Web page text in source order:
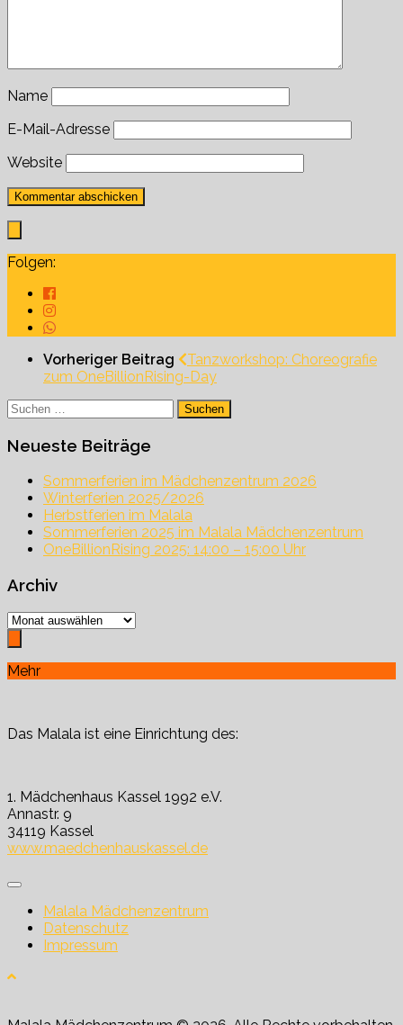
Name
E-Mail-Adresse
Website
Folgen:
Vorheriger Beitrag
Tanzworkshop: Choreografie
zum OneBillionRising-Day
Suchen
Neueste Beiträge
Sommerferien im Mädchenzentrum 2026
Winterferien 2025/2026
Herbstferien im Malala
Sommerferien 2025 im Malala Mädchenzentrum
OneBillionRising 2025: 14:00 – 15:00 Uhr
Archiv
Archiv
Mehr
Das Malala ist eine Einrichtung des:
1. Mädchenhaus Kassel 1992 e.V.
Annastr. 9
34119 Kassel
www.maedchenhauskassel.de
Malala Mädchenzentrum
Datenschutz
Impressum